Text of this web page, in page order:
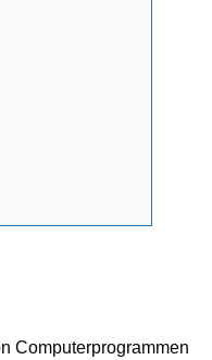
Computerprogrammen